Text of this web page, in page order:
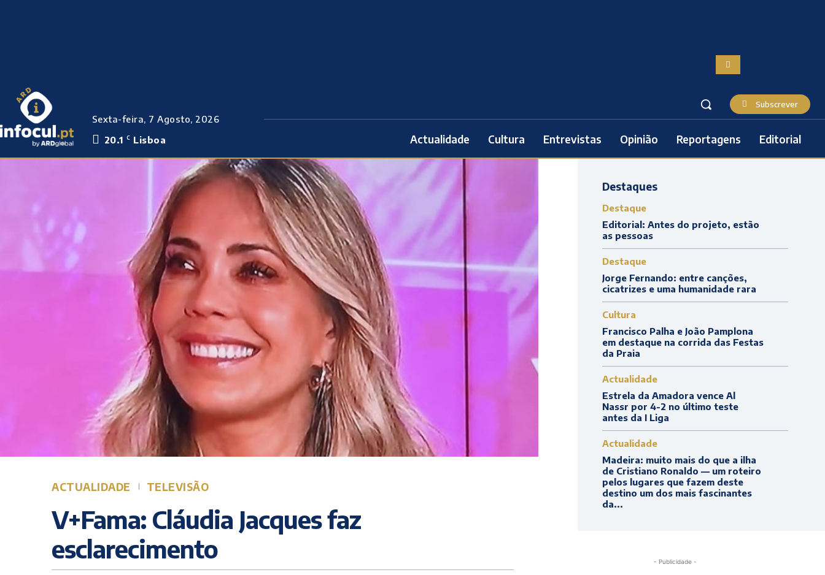
Sexta-feira, 7 Agosto, 2026
20.1 C Lisboa
Subscrever
Actualidade Cultura Entrevistas Opinião Reportagens Editorial
ACTUALIDADE TELEVISÃO
V+Fama: Cláudia Jacques faz
esclarecimento
Destaques
Destaque
Editorial: Antes do projeto, estão
as pessoas
Destaque
Jorge Fernando: entre canções,
cicatrizes e uma humanidade rara
Cultura
Francisco Palha e João Pamplona
em destaque na corrida das Festas
da Praia
Actualidade
Estrela da Amadora vence Al
Nassr por 4-2 no último teste
antes da I Liga
Actualidade
Madeira: muito mais do que a ilha
de Cristiano Ronaldo — um roteiro
pelos lugares que fazem deste
destino um dos mais fascinantes
da...
- Publicidade -